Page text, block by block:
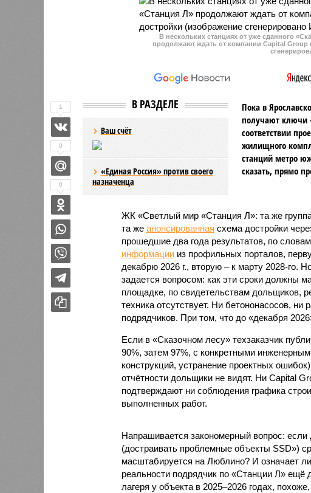
В нескольких станциях от уже сданного
продолжают ждать от компании Capital Group
В РАЗДЕЛЕ
Ваш счёт
«Единая Россия» против своего
назначенца
Пока в
получают ключи
соответствии
жилищного
станций метро
сказать, прямо
ЖК «Светлый мир «Станция Л»: та же
та же анонсированная схема достройки
прошедшие два года результатов, по
информациииз профильных порталов,
декабрю 2026 г., вторую – к марту 2028-го.
задается вопросом: как эти сроки должны
площадке, по свидетельствам дольщиков,
техника отсутствует. Ни бетононасосов,
подрядчиков. При том, что до «декабря
Если в «Сказочном лесу» техзаказчик
90%, затем 97%, с конкретными
конструкций, устранение проектных
отчётности дольщики не видят. Ни Capital
подтверждают ни соблюдения графика
выполненных работ.
Напрашивается закономерный вопрос:
(достраивать проблемные объекты SSD»)
масштабируется на Люблино? И означает
реальности подрядчик по «Станции Л» ещё
лагеря у объекта в 2025–2026 годах,
1
0
0